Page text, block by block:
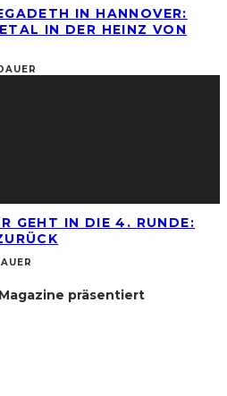
IN HANNOVER:
IN DER HEINZ VON
GEHT IN DIE 4. RUNDE:
Magazine präsentiert